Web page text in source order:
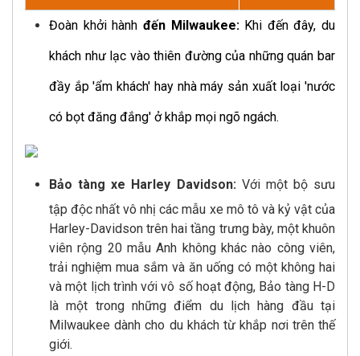
Đoàn khởi hành đến Milwaukee: Khi đến đây, du
khách như lạc vào thiên đường của những quán bar
đầy ắp 'ẩm khách' hay nhà máy sản xuất loại 'nước
có bọt đăng đắng' ở khắp mọi ngõ ngách.
Bảo tàng xe Harley Davidson: Với một bộ sưu
tập độc nhất vô nhị các mẫu xe mô tô và kỷ vật của
Harley-Davidson trên hai tầng trưng bày, một khuôn
viên rộng 20 mẫu Anh không khác nào công viên,
trải nghiệm mua sắm và ăn uống có một không hai
và một lịch trình với vô số hoạt động, Bảo tàng H-D
là một trong những điểm du lịch hàng đầu tại
Milwaukee dành cho du khách từ khắp nơi trên thế
giới.